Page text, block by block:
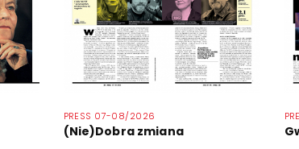
PRESS 07-08/2026
(Nie)Dobra zmiana